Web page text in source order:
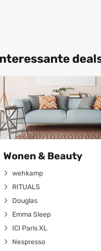
Wonen & Beauty
wehkamp
RITUALS
Douglas
Emma Sleep
ICI Paris XL
Nespresso